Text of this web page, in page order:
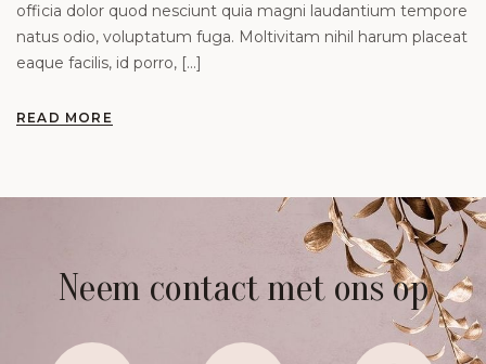
officia dolor quod nesciunt quia magni laudantium tempore
natus odio, voluptatum fuga. Moltivitam nihil harum placeat
eaque facilis, id porro, […]
READ MORE
Neem contact met ons op